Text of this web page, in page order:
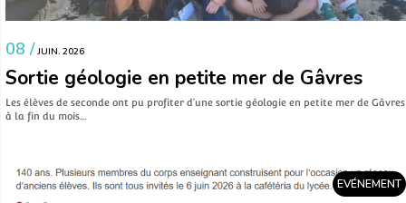
08 / JUIN. 2026
Sortie géologie en petite mer de Gâvres
Les élèves de seconde ont pu profiter d’une sortie géologie en petite mer de Gâvres
à la fin du mois…
EVÉNEMENT